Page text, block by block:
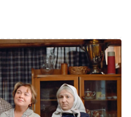
Книгах» и